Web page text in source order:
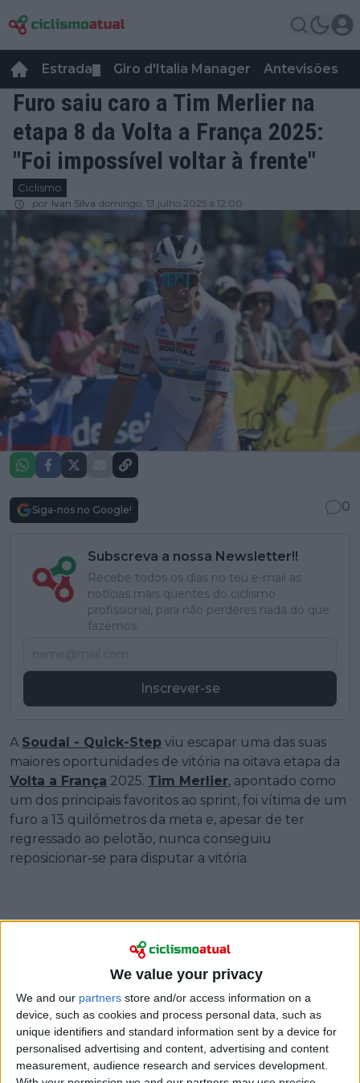
We value your privacy
We and our partners store and/or access information on a
device, such as cookies and process personal data, such as
unique identifiers and standard information sent by a device for
personalised advertising and content, advertising and content
measurement, audience research and services development.
Estrada Giro d'Italia Manager Antevisões
Furo saiu caro a Tim Merlier na
etapa 8 da Volta a França 2025:
"Foi impossível voltar à frente"
Ciclismo
por Ivan Silva domingo, 13 julho 2025 a 12:00
Siga-nos no Google! 0
Subscreva a nossa Newsletter!!
Recebe todos os dias no teu e-mail as
notícias mais quentes do ciclismo
profissional, para não perderes nada do que
fazemos.
Inscrever-se
A Soudal - Quick-Step viu escapar uma das suas
maiores oportunidades de vitória na oitava etapa da
Volta a França 2025. Tim Merlier, apontado como
um dos principais favoritos ao sprint, foi vítima de um
furo a 13 quilómetros da meta e, apesar de ter
regressado ao pelotão, nunca conseguiu
reposicionar-se para disputar a vitória.